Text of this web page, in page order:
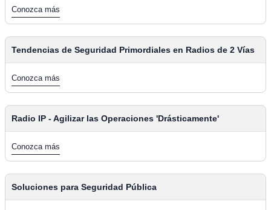
Conozca más
Tendencias de Seguridad Primordiales en Radios de 2 Vías
Conozca más
Radio IP - Agilizar las Operaciones 'Drásticamente'
Conozca más
Soluciones para Seguridad Pública